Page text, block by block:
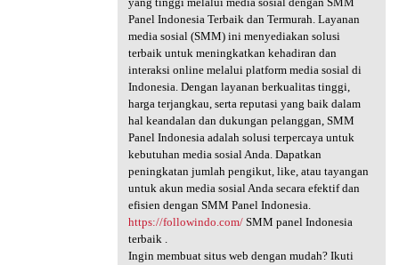
Panel Indonesia Terbaik dan Termurah. Layanan
media sosial (SMM) ini menyediakan solusi
terbaik untuk meningkatkan kehadiran dan
interaksi online melalui platform media sosial di
Indonesia. Dengan layanan berkualitas tinggi,
harga terjangkau, serta reputasi yang baik dalam
hal keandalan dan dukungan pelanggan, SMM
Panel Indonesia adalah solusi terpercaya untuk
kebutuhan media sosial Anda. Dapatkan
peningkatan jumlah pengikut, like, atau tayangan
untuk akun media sosial Anda secara efektif dan
efisien dengan SMM Panel Indonesia.
https://followindo.com/SMM panel Indonesia
terbaik .
Ingin membuat situs web dengan mudah? Ikuti